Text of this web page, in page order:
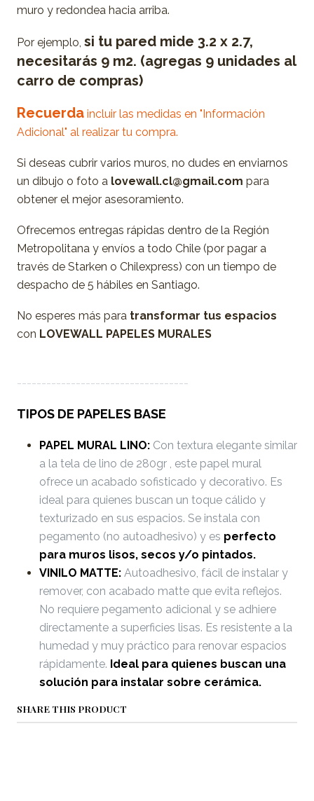
muro y redondea hacia arriba.
Por ejemplo, si tu pared mide 3.2 x 2.7,
necesitarás 9 m2. (agregas 9 unidades al
carro de compras)
Recuerda incluir las medidas en "Información
Adicional" al realizar tu compra.
Si deseas cubrir varios muros, no dudes en enviarnos
un dibujo o foto a lovewall.cl@gmail.com para
obtener el mejor asesoramiento.
Ofrecemos entregas rápidas dentro de la Región
Metropolitana y envíos a todo Chile (por pagar a
través de Starken o Chilexpress) con un tiempo de
despacho de 5 hábiles en Santiago.
No esperes más para transformar tus espacios
con LOVEWALL PAPELES MURALES
-----------------------------------
TIPOS DE PAPELES BASE
PAPEL MURAL LINO: Con textura elegante similar
a la tela de lino de 280gr , este papel mural
ofrece un acabado sofisticado y decorativo. Es
ideal para quienes buscan un toque cálido y
texturizado en sus espacios. Se instala con
pegamento (no autoadhesivo) y es perfecto
para muros lisos, secos y/o pintados.
VINILO MATTE: Autoadhesivo, fácil de instalar y
remover, con acabado matte que evita reflejos.
No requiere pegamento adicional y se adhiere
directamente a superficies lisas. Es resistente a la
humedad y muy práctico para renovar espacios
rápidamente. Ideal para quienes buscan una
solución para instalar sobre cerámica.
SHARE THIS PRODUCT